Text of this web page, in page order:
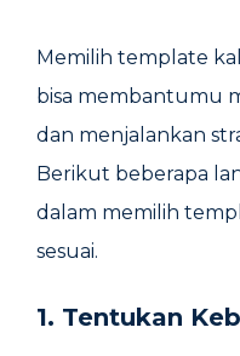
Memilih template
bisa membantumu
dan menjalankan
Berikut beberapa
dalam memilih
sesuai.
1. Tentukan